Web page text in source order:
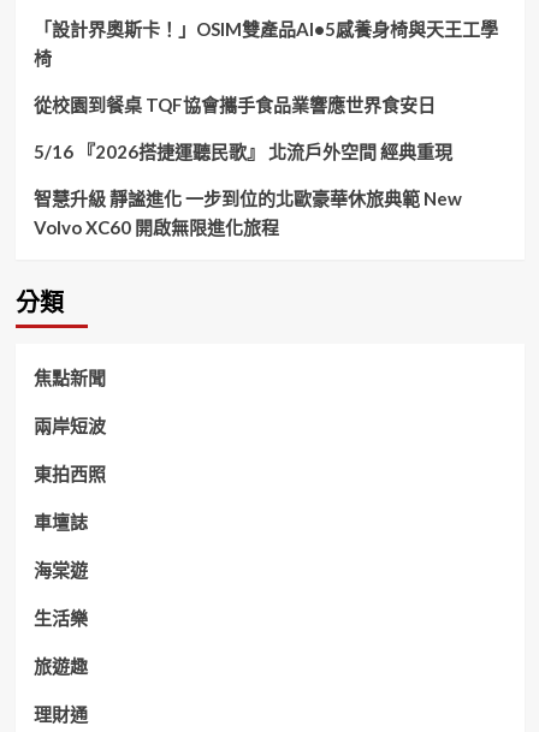
「設計界奧斯卡！」OSIM雙產品AI•5感養身椅與天王工學
椅
從校園到餐桌 TQF協會攜手食品業響應世界食安日
5/16 『2026搭捷運聽民歌』 北流戶外空間 經典重現
智慧升級 靜謐進化 一步到位的北歐豪華休旅典範 New
Volvo XC60 開啟無限進化旅程
分類
焦點新聞
兩岸短波
東拍西照
車壇誌
海棠遊
生活樂
旅遊趣
理財通